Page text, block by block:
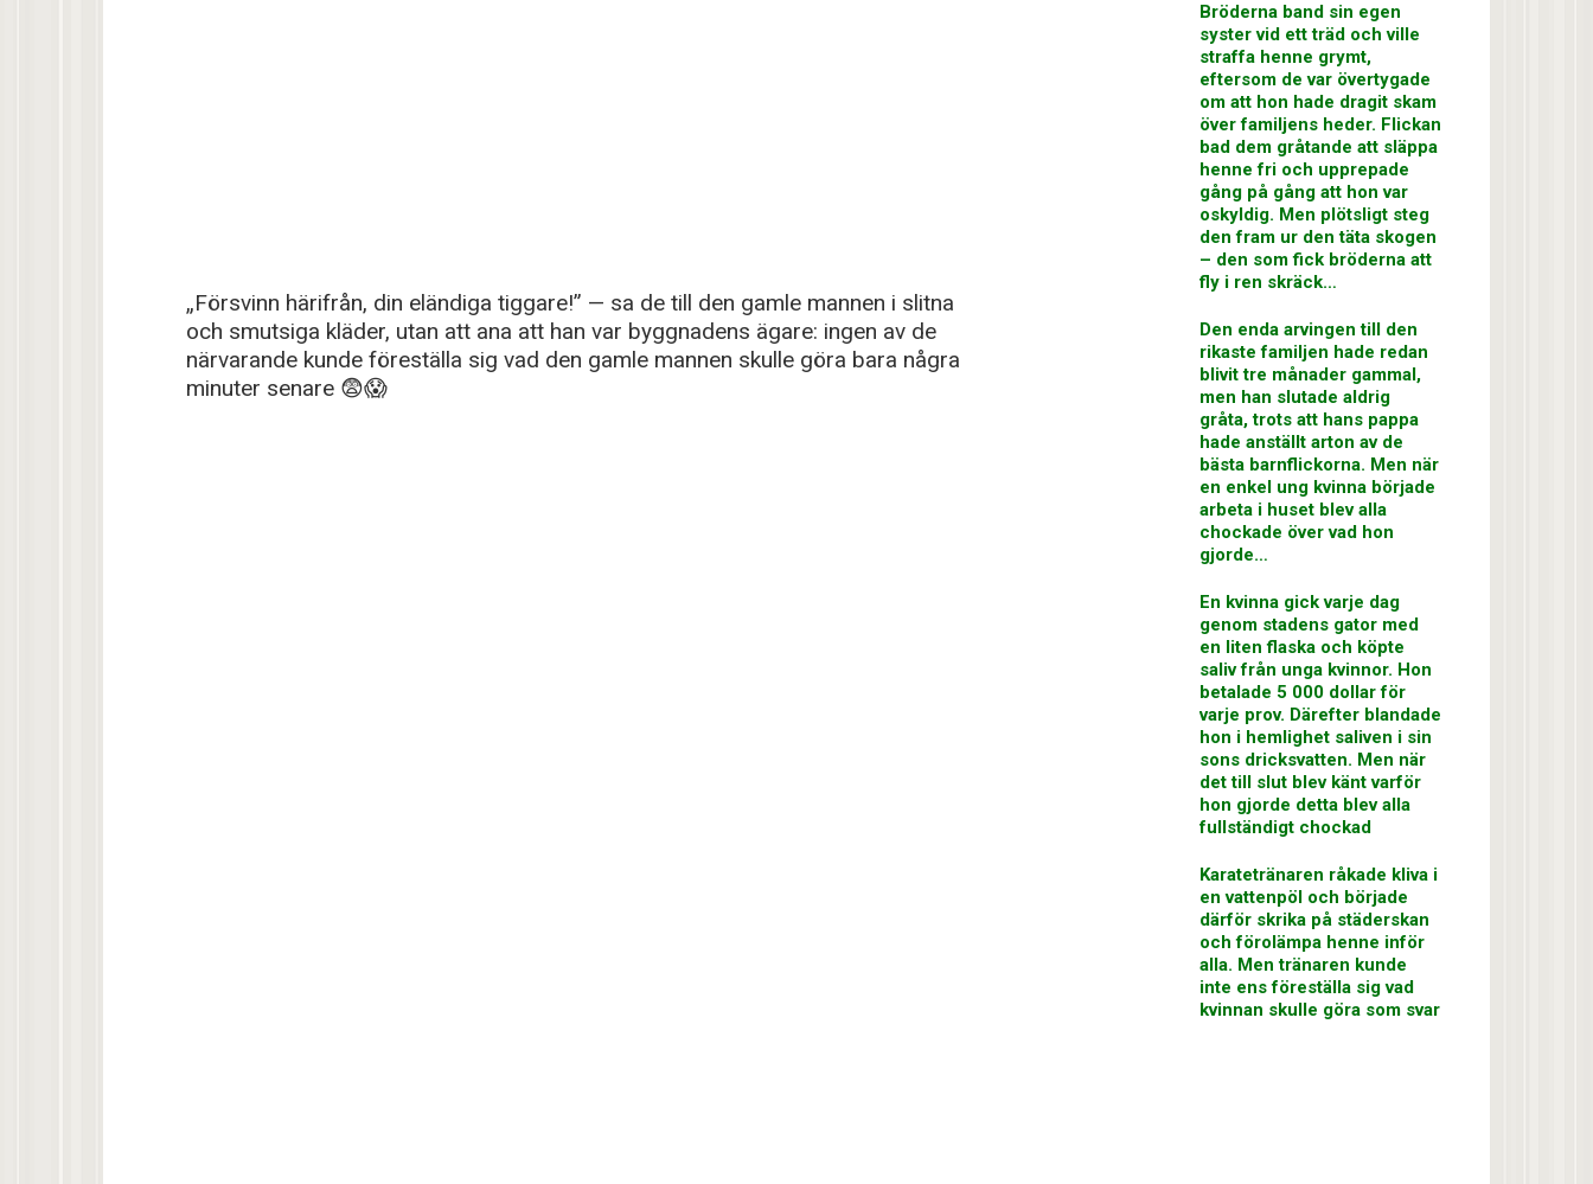
„Försvinn härifrån, din eländiga tiggare!” — sa de till den gamle mannen i slitna
och smutsiga kläder, utan att ana att han var byggnadens ägare: ingen av de
närvarande kunde föreställa sig vad den gamle mannen skulle göra bara några
minuter senare 😨😱
Bröderna band sin egen
syster vid ett träd och ville
straffa henne grymt,
eftersom de var övertygade
om att hon hade dragit skam
över familjens heder. Flickan
bad dem gråtande att släppa
henne fri och upprepade
gång på gång att hon var
oskyldig. Men plötsligt steg
den fram ur den täta skogen
– den som fick bröderna att
fly i ren skräck…
Den enda arvingen till den
rikaste familjen hade redan
blivit tre månader gammal,
men han slutade aldrig
gråta, trots att hans pappa
hade anställt arton av de
bästa barnflickorna. Men när
en enkel ung kvinna började
arbeta i huset blev alla
chockade över vad hon
gjorde…
En kvinna gick varje dag
genom stadens gator med
en liten flaska och köpte
saliv från unga kvinnor. Hon
betalade 5 000 dollar för
varje prov. Därefter blandade
hon i hemlighet saliven i sin
sons dricksvatten. Men när
det till slut blev känt varför
hon gjorde detta blev alla
fullständigt chockad
Karatetränaren råkade kliva i
en vattenpöl och började
därför skrika på städerskan
och förolämpa henne inför
alla. Men tränaren kunde
inte ens föreställa sig vad
kvinnan skulle göra som svar